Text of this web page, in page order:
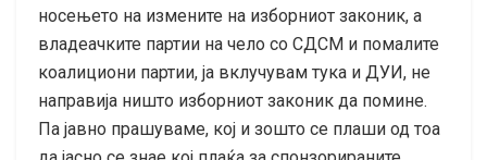
носењето на измените на изборниот законик, а
владеачките партии на чело со СДСМ и помалите
коалициони партии, ја вклучувам тука и ДУИ, не
направија ништо изборниот законик да помине.
Па јавно прашуваме, кој и зошто се плаши од тоа